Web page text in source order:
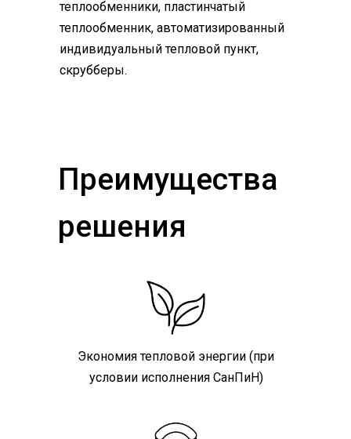
теплообменники, пластинчатый
теплообменник, автоматизированный
индивидуальный тепловой пункт,
скрубберы.
Преимущества
решения
Экономия тепловой энергии (при
условии исполнения СанПиН)